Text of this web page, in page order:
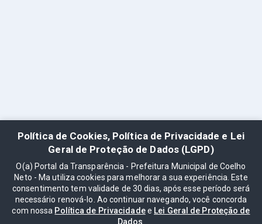
Política de Cookies, Política de Privacidade e Lei
Geral de Proteção de Dados (LGPD)
O(a) Portal da Transparência - Prefeitura Municipal de Coelho
Neto - Ma utiliza cookies para melhorar a sua experiência. Este
consentimento tem validade de 30 dias, após esse período será
necessário renová-lo. Ao continuar navegando, você concorda
com nossa Política de Privacidadee Lei Geral de Proteção de
Dados